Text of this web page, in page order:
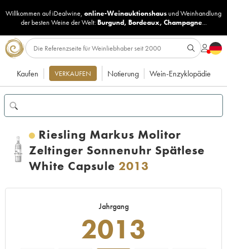
Willkommen auf iDealwine, online-Weinauktionshaus undWeinhandlung
der besten Weine der Welt: Burgund, Bordeaux, Champagne...
Kaufen VERKAUFEN Notierung Wein-Enzyklopädie
Riesling Markus Molitor
Zeltinger Sonnenuhr Spätlese
White Capsule 2013
Jahrgang
2013